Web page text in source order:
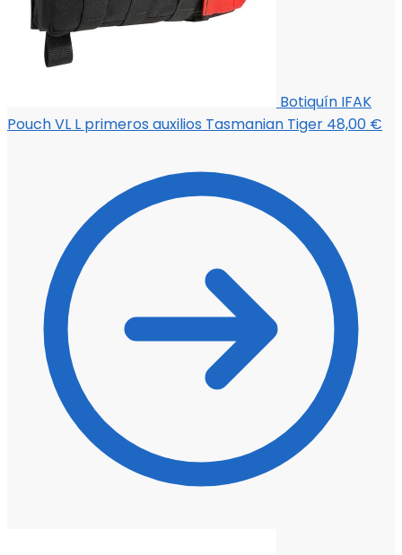
Botiquín IFAK
Pouch VL L primeros auxilios Tasmanian Tiger 48,00 €